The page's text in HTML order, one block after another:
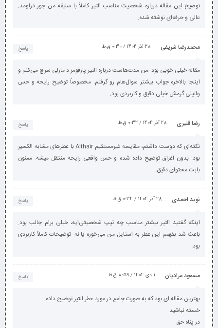
توضیح این مقاله درباره شخصیت مناسب التیر کاملاً با سلیقه من جور دراومد.
عالی و حرفه‌ای نوشته شده.
محمدرضا شریفی 28 آذر 1404 / 0:30 ق.ظ پاسخ
مقاله خیلی خوبی بود. من مدت‌هاست درباره التیر پارفومز د مارلی سرچ می‌کنم و
اینجا بالاخره جواب بیشتر سوال‌هام رو گرفتم. مخصوصاً توضیح رایحه و حس
وانیلی گرمش خیلی دقیق و کاربردی بود.
رضا قنبری 28 آذر 1404 / 0:32 ق.ظ پاسخ
نکته‌ای که دوست داشتم، مقایسه غیرمستقیم Althaïr با عطرهای مشابه الکسیر
بود. بدون اغراق توضیح داده شده و حس واقعی رایحه منتقل میشه. ممنون
بابت محتوای دقیق.
نوید احمدی 28 آذر 1404 / 0:34 ق.ظ پاسخ
اینکه گفتید التیر بیشتر مناسب چه تیپ شخصیتی‌ایه، خیلی برام جالب بود.
باعث شد بفهمم این عطر به استایل من می‌خوره یا نه. توضیحات کاملاً کاربردی
بود.
مسعود مرادیان 1 دی 1404 / 8:59 ق.ظ پاسخ
بهترین مقاله ای بود که به صورت جامع در مورد عطر التیر توضیح داده
خسته نباشید
در پناه حق